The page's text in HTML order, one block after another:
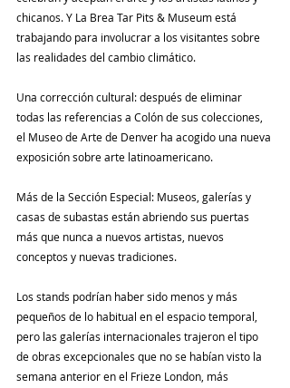
chicanos. Y La Brea Tar Pits & Museum está
trabajando para involucrar a los visitantes sobre
las realidades del cambio climático.
Una corrección cultural: después de eliminar
todas las referencias a Colón de sus colecciones,
el Museo de Arte de Denver ha acogido una nueva
exposición sobre arte latinoamericano.
Más de la Sección Especial: Museos, galerías y
casas de subastas están abriendo sus puertas
más que nunca a nuevos artistas, nuevos
conceptos y nuevas tradiciones.
Los stands podrían haber sido menos y más
pequeños de lo habitual en el espacio temporal,
pero las galerías internacionales trajeron el tipo
de obras excepcionales que no se habían visto la
semana anterior en el Frieze London, más